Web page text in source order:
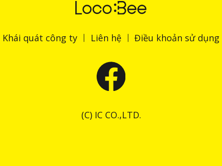
Khái quát công ty Liên hệ Điều khoản sử dụng
(C) IC CO.,LTD.